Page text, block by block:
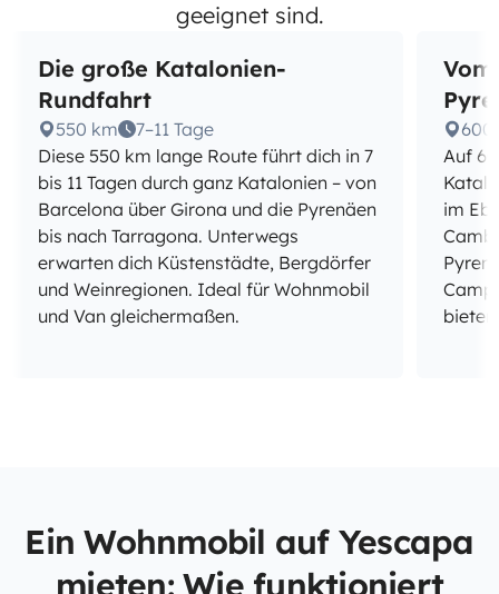
geeignet sind.
Die große Katalonien-
Rundfahrt
550 km
7–11 Tage
Diese 550 km lange Route führt dich in 7
bis 11 Tagen durch ganz Katalonien – von
Barcelona über Girona und die Pyrenäen
bis nach Tarragona. Unterwegs
erwarten dich Küstenstädte, Bergdörfer
und Weinregionen. Ideal für Wohnmobil
und Van gleichermaßen.
600
Auf
im
Ein Wohnmobil auf Yescapa
mieten: Wie funktioniert